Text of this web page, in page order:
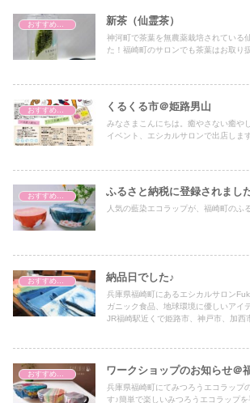
おすすめアイテム 新茶（仙霊茶）
神河町で茶葉を無農薬栽培されている
た！福崎町のサロンでも茶葉はお取り
くるくる市＠姫路男山
みなさまこんにちは。癒やさない癒や
イベント、エシカルサロンで出店します
ふるさと納税に登録されまし
人気の藍染エコラップが、福崎町のふ
おすすめアイテム 納品日でした♪
兵庫県福崎町にあるエシカルサロン
ガニック食品、地球環境に優しいアイ
JR福崎駅近くで姫路市、神戸市、加西
おすすめアイテム ワークショップのお知らせ＠
兵庫県福崎町にてみつろうエコラップ
す♪簡単で楽しいみつろうエコラップ